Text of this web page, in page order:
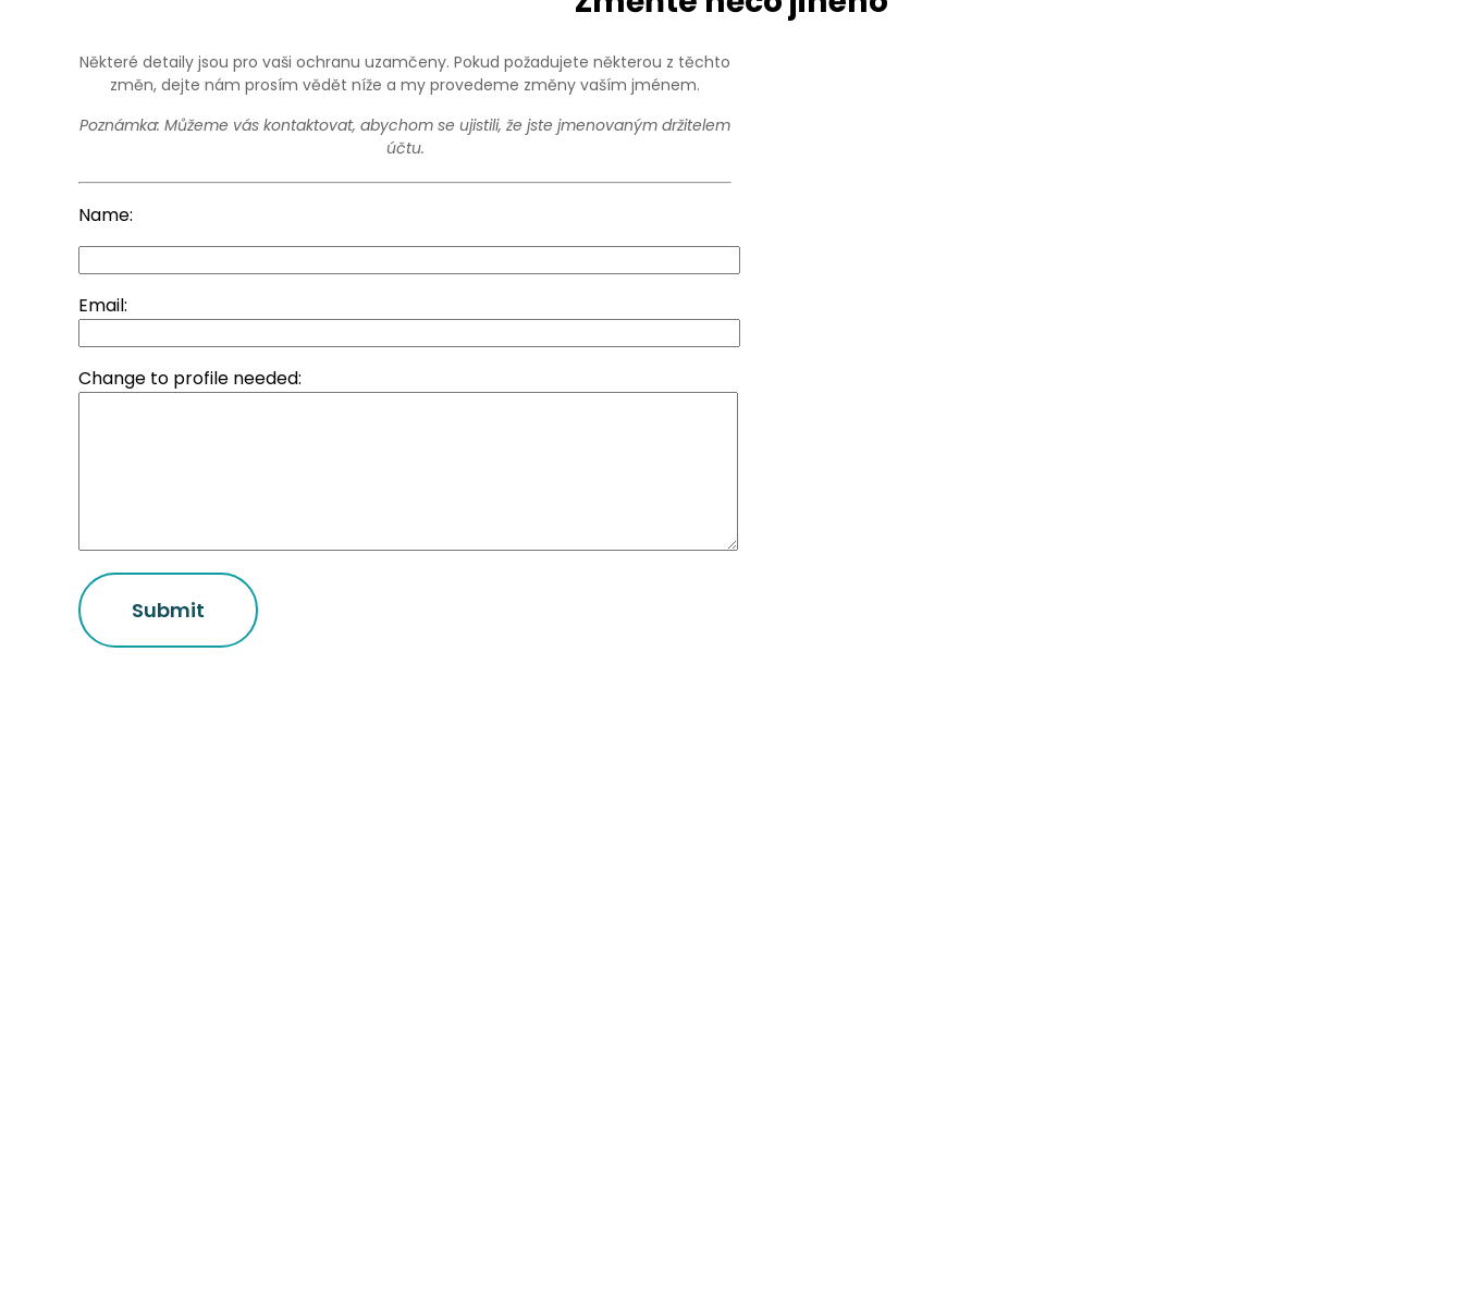
Některé detaily jsou pro vaši ochranu uzamčeny. Pokud požadujete některou z těchto
změn, dejte nám prosím vědět níže a my provedeme změny vaším jménem.
Poznámka: Můžeme vás kontaktovat, abychom se ujistili, že jste jmenovaným držitelem
účtu.
Name:
Email:
Change to profile needed: